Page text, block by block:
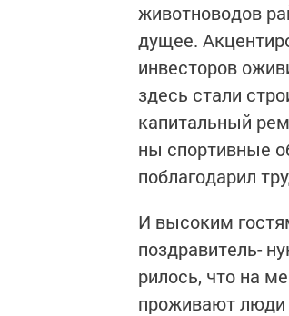
животноводов
дущее.
инвесторов
здесь стали
капитальный
ны спортивные
поблагодарил
И высоким
поздравитель-
рилось, что на
проживают люди